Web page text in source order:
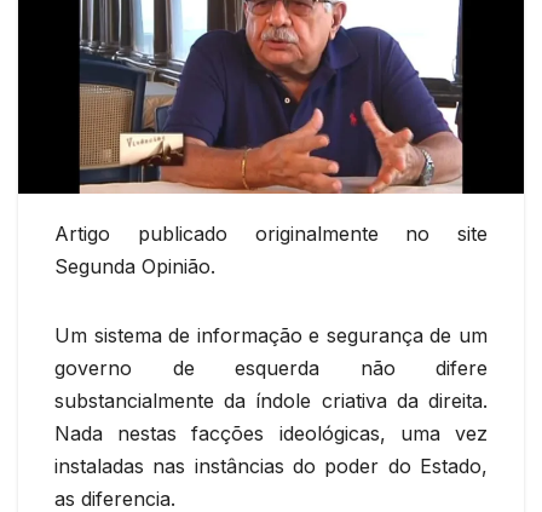
Artigo publicado originalmente no site
Segunda Opinião.
Um sistema de informação e segurança de um
governo de esquerda não difere
substancialmente da índole criativa da direita.
Nada nestas facções ideológicas, uma vez
instaladas nas instâncias do poder do Estado,
as diferencia.